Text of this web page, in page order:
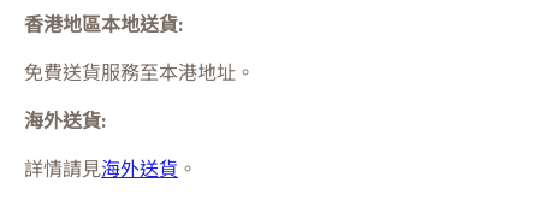
香港地區本地送貨:
免費送貨服務至本港地址。
海外送貨:
詳情請見海外送貨 。